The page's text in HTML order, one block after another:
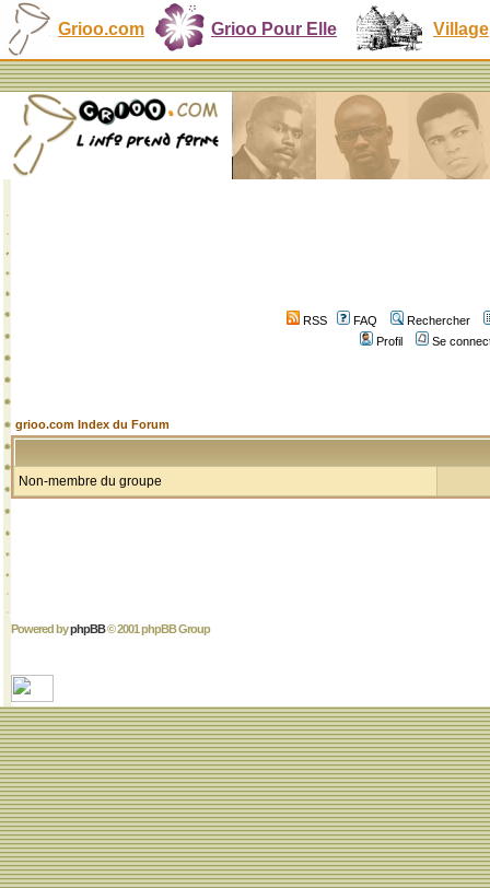
Grioo.com Grioo Pour Elle Village
RSS FAQ
Rechercher
Profil
Se
grioo.com Index du Forum
Non-membre du groupe
Powered byphpBB© 2001 phpBB Group